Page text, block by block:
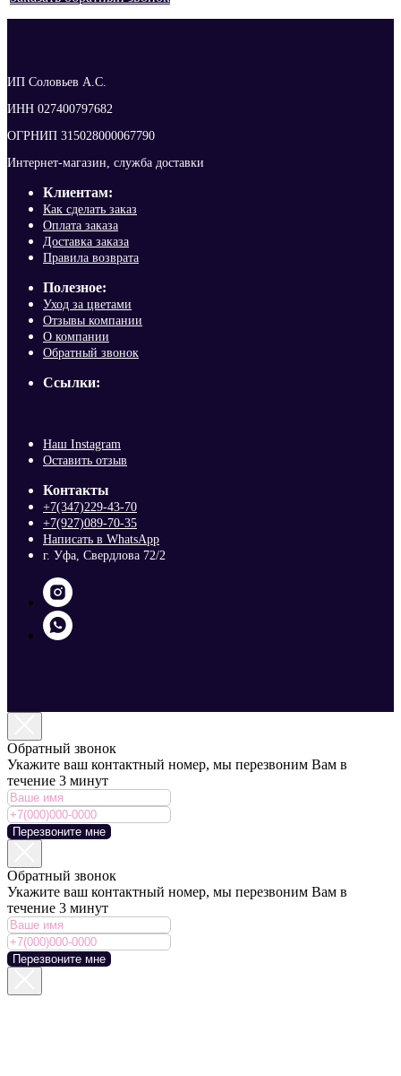
ИП Соловьев А.С.
ИНН 027400797682
ОГРНИП 315028000067790
Интернет-магазин, служба доставки
Клиентам:
Как сделать заказ
Оплата заказа
Доставка заказа
Правила возврата
Полезное:
Уход за цветами
Отзывы компании
О компании
Обратный звонок
Ссылки:
Наш Instagram
Оставить отзыв
Контакты
+7(347)229-43-70
+7(927)089-70-35
Написать в WhatsApp
г. Уфа, Свердлова 72/2
Обратный звонок
Укажите ваш контактный номер, мы перезвоним Вам в
течение 3 минут
Перезвоните мне
Обратный звонок
Укажите ваш контактный номер, мы перезвоним Вам в
течение 3 минут
Перезвоните мне